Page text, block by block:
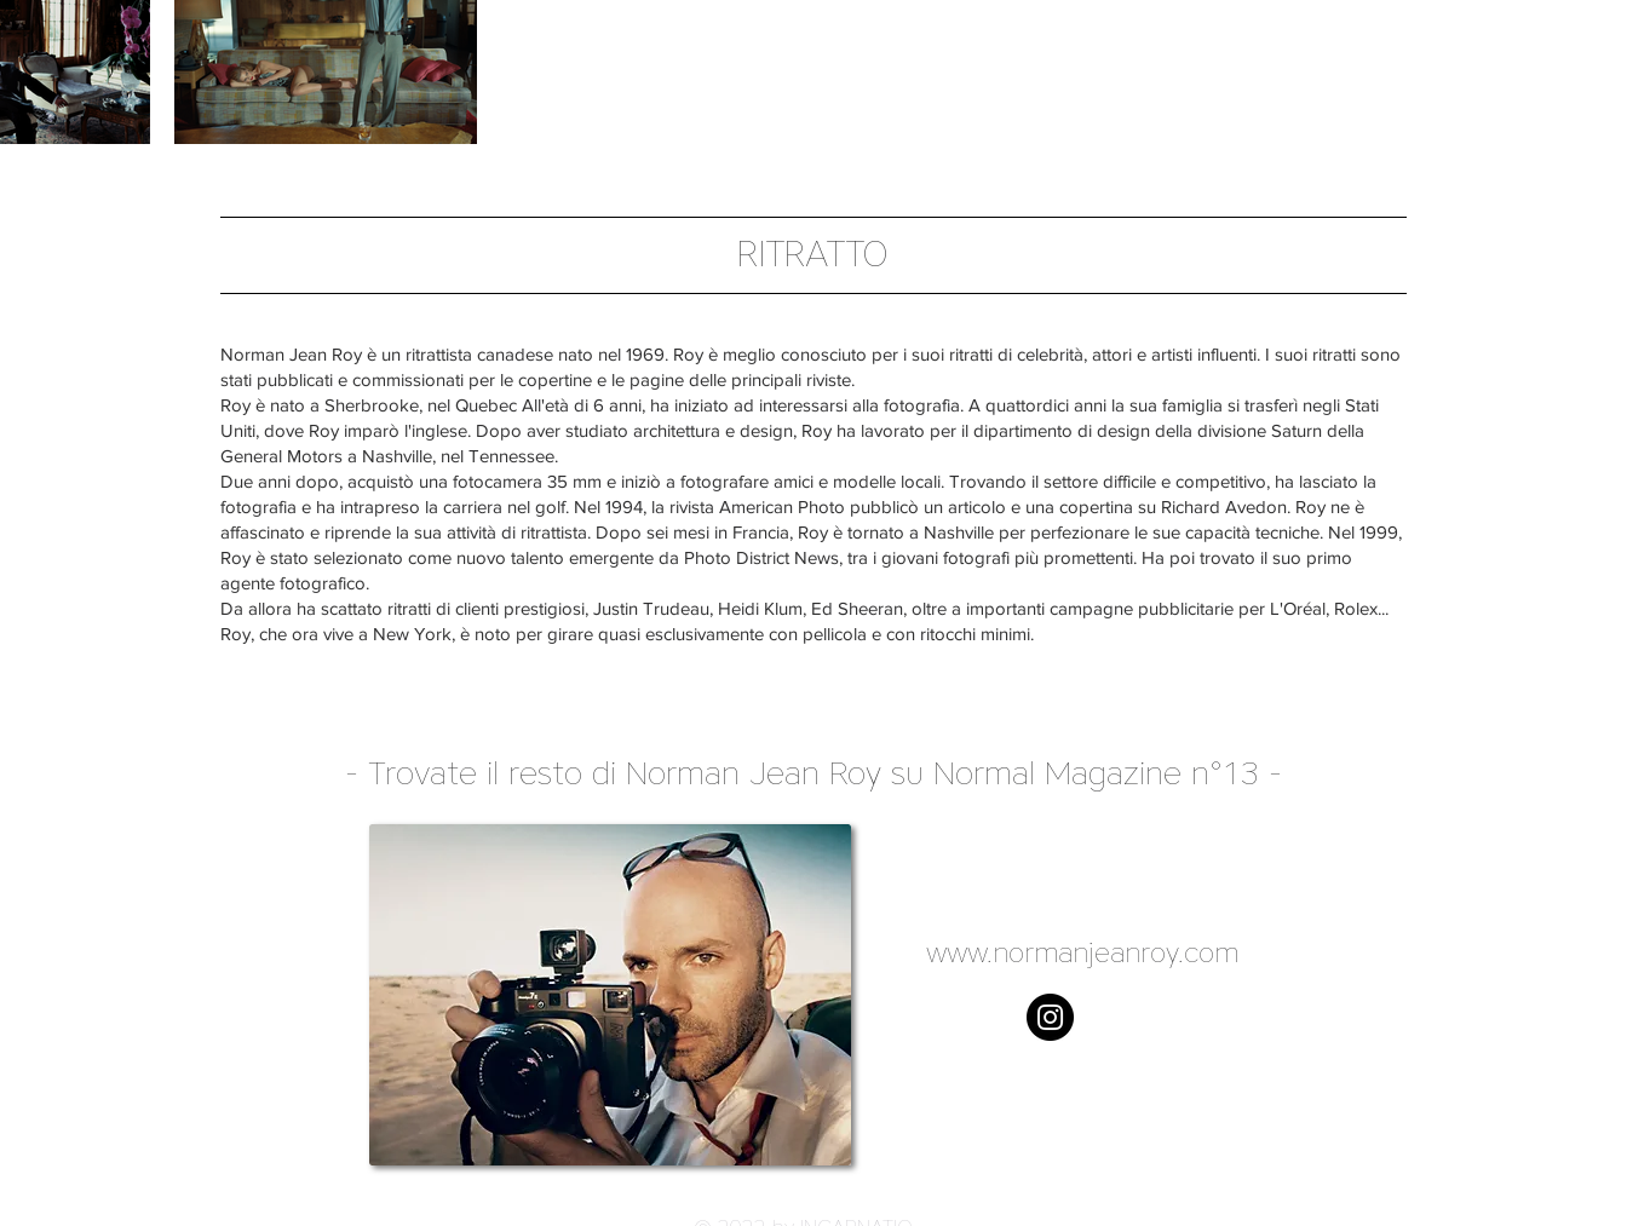
RITRATTO
Norman Jean Roy è un ritrattista canadese nato nel 1969. Roy è meglio conosciuto per i suoi ritratti di celebrità, attori e artisti influenti. I suoi ritratti sono
stati pubblicati e commissionati per le copertine e le pagine delle principali riviste.
Roy è nato a Sherbrooke, nel Quebec All'età di 6 anni, ha iniziato ad interessarsi alla fotografia. A quattordici anni la sua famiglia si trasferì negli Stati
Uniti, dove Roy imparò l'inglese. Dopo aver studiato architettura e design, Roy ha lavorato per il dipartimento di design della divisione Saturn della
General Motors a Nashville, nel Tennessee.
Due anni dopo, acquistò una fotocamera 35 mm e iniziò a fotografare amici e modelle locali. Trovando il settore difficile e competitivo, ha lasciato la
fotografia e ha intrapreso la carriera nel golf. Nel 1994, la rivista American Photo pubblicò un articolo e una copertina su Richard Avedon. Roy ne è
affascinato e riprende la sua attività di ritrattista. Dopo sei mesi in Francia, Roy è tornato a Nashville per perfezionare le sue capacità tecniche. Nel 1999,
Roy è stato selezionato come nuovo talento emergente da Photo District News, tra i giovani fotografi più promettenti. Ha poi trovato il suo primo
agente fotografico.
Da allora ha scattato ritratti di clienti prestigiosi, Justin Trudeau, Heidi Klum, Ed Sheeran, oltre a importanti campagne pubblicitarie per L'Oréal, Rolex...
Roy, che ora vive a New York, è noto per girare quasi esclusivamente con pellicola e con ritocchi minimi.
- Trovate il resto di Norman Jean Roy su Normal Magazine n°13 -
www.normanjeanroy.com